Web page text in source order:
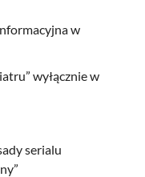
w
wyłącznie w
serialu